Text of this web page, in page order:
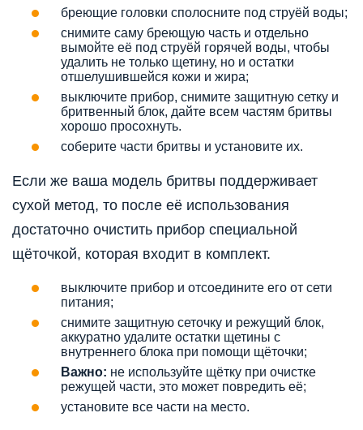
бреющие головки сполосните под струёй воды;
снимите саму бреющую часть и отдельно
вымойте её под струёй горячей воды, чтобы
удалить не только щетину, но и остатки
отшелушившейся кожи и жира;
выключите прибор, снимите защитную сетку и
бритвенный блок, дайте всем частям бритвы
хорошо просохнуть.
соберите части бритвы и установите их.
Если же ваша модель бритвы поддерживает
сухой метод, то после её использования
достаточно очистить прибор специальной
щёточкой, которая входит в комплект.
выключите прибор и отсоедините его от сети
питания;
снимите защитную сеточку и режущий блок,
аккуратно удалите остатки щетины с
внутреннего блока при помощи щёточки;
Важно: не используйте щётку при очистке
режущей части, это может повредить её;
установите все части на место.